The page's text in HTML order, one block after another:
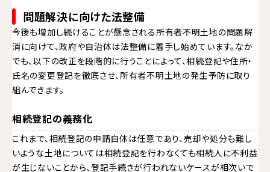
問題解決に向けた法整備
今後も増加し続けることが懸念される所有者不明土地の問題解
消に向けて、政府や自治体は法整備に着手し始めています。なか
でも、以下の改正を段階的に行うことによって、相続登記や住所・
氏名の変更登記を徹底させ、所有者不明土地の発生予防に取り
組んできます。
相続登記の義務化
これまで、相続登記の申請自体は任意であり、売却や処分も難し
いような土地については相続登記を行わなくても相続人に不利益
が生じないことから、登記手続きが行われないケースが相次いで